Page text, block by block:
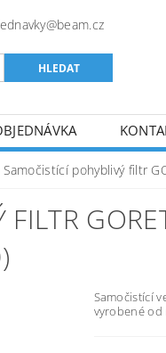
Samočistící pohyblivý filtr
FILTR
Samočistící
vyrobené od